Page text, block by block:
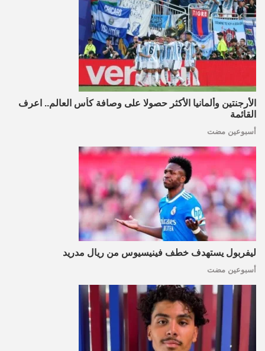
الأرجنتين وألمانيا الأكثر حصولا على وصافة كأس العالم.. اعرف
القائمة
أسبوعين مضت
ليفربول يستهدف خطف فينيسيوس من ريال مدريد
أسبوعين مضت